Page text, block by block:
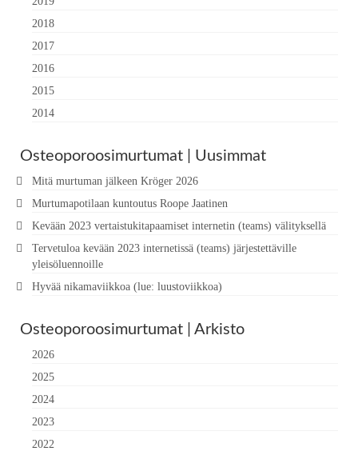
2018
2017
2016
2015
2014
Osteoporoosimurtumat | Uusimmat
Mitä murtuman jälkeen Kröger 2026
Murtumapotilaan kuntoutus Roope Jaatinen
Kevään 2023 vertaistukitapaamiset internetin (teams) välityksellä
Tervetuloa kevään 2023 internetissä (teams) järjestettäville
yleisöluennoille
Hyvää nikamaviikkoa (lue: luustoviikkoa)
Osteoporoosimurtumat | Arkisto
2026
2025
2024
2023
2022